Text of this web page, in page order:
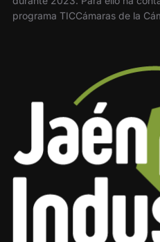
programa TICCámaras de la